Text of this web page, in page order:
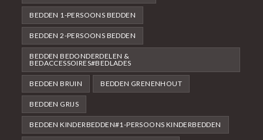
BEDDEN 1-PERSOONS BEDDEN
BEDDEN 2-PERSOONS BEDDEN
BEDDEN BEDONDERDELEN &
BEDACCESSOIRES#BEDLADES
BEDDEN BRUIN BEDDEN GRENENHOUT
BEDDEN GRIJS
BEDDEN KINDERBEDDEN#1-PERSOONS KINDERBEDDEN